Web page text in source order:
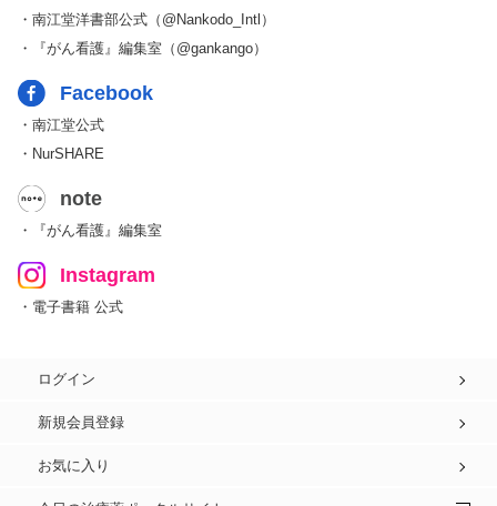
・南江堂洋書部公式（@Nankodo_Intl）
・『がん看護』編集室（@gankango）
Facebook
・南江堂公式
・NurSHARE
note
・『がん看護』編集室
Instagram
・電子書籍 公式
ログイン
新規会員登録
お気に入り